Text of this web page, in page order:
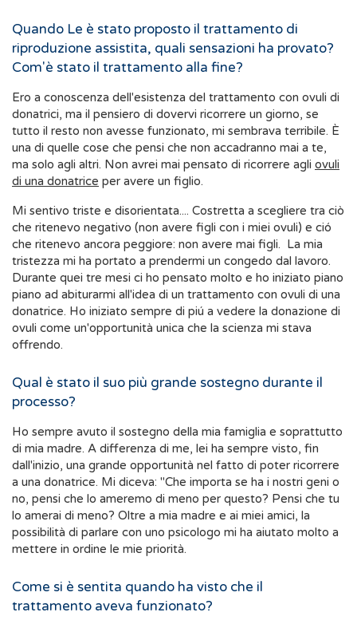
Quando Le è stato proposto il trattamento di
riproduzione assistita, quali sensazioni ha provato?
Com'è stato il trattamento alla fine?
Ero a conoscenza dell'esistenza del trattamento con ovuli di
donatrici, ma il pensiero di dovervi ricorrere un giorno, se
tutto il resto non avesse funzionato, mi sembrava terribile. È
una di quelle cose che pensi che non accadranno mai a te,
ma solo agli altri. Non avrei mai pensato di ricorrere agli ovuli
di una donatrice per avere un figlio.
Mi sentivo triste e disorientata.... Costretta a scegliere tra ciò
che ritenevo negativo (non avere figli con i miei ovuli) e ció
che ritenevo ancora peggiore: non avere mai figli. La mia
tristezza mi ha portato a prendermi un congedo dal lavoro.
Durante quei tre mesi ci ho pensato molto e ho iniziato piano
piano ad abiturarmi all'idea di un trattamento con ovuli di una
donatrice. Ho iniziato sempre di piú a vedere la donazione di
ovuli come un'opportunità unica che la scienza mi stava
offrendo.
Qual è stato il suo più grande sostegno durante il
processo?
Ho sempre avuto il sostegno della mia famiglia e soprattutto
di mia madre. A differenza di me, lei ha sempre visto, fin
dall'inizio, una grande opportunità nel fatto di poter ricorrere
a una donatrice. Mi diceva: "Che importa se ha i nostri geni o
no, pensi che lo ameremo di meno per questo? Pensi che tu
lo amerai di meno? Oltre a mia madre e ai miei amici, la
possibilità di parlare con uno psicologo mi ha aiutato molto a
mettere in ordine le mie priorità.
Come si è sentita quando ha visto che il
trattamento aveva funzionato?